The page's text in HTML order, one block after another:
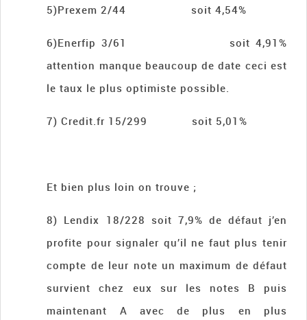
5)Prexem 2/44 soit 4,54%
6)Enerfip 3/61 soit 4,91%
attention manque beaucoup de date ceci est
le taux le plus optimiste possible.
7) Credit.fr 15/299 soit 5,01%
Et bien plus loin on trouve ;
8) Lendix 18/228 soit 7,9% de défaut j’en
profite pour signaler qu’il ne faut plus tenir
compte de leur note un maximum de défaut
survient chez eux sur les notes B puis
maintenant A avec de plus en plus